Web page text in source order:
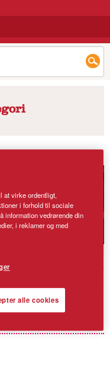
at virke ordentligt,
i forhold til sociale
information vedrørende din
i reklamer og med
alle cookies